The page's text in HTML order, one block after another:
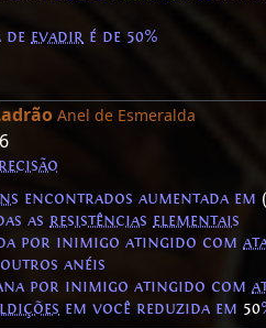
de evadir é de 50%
Anel de Esmeralda
encontrados aumentada em
as resistências elementais
por inimigo atingido com
anéis
por inimigo atingido com
em você reduzida em 50